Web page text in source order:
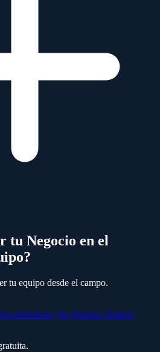
tu Negocio en el
tu equipo desde el campo.
Ver Nuestro Trabajo